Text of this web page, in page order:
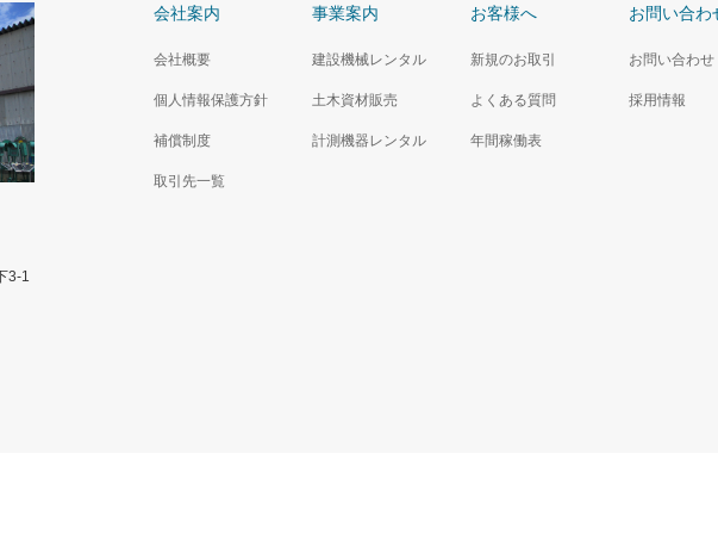
会社案内
会社概要
個人情報保護方針
補償制度
取引先一覧
事業案内
建設機械レンタル
土木資材販売
計測機器レンタル
お客様へ
新規のお取引
よくある質問
年間稼働表
お問い合わ
お問い合わせ
採用情報
3-1